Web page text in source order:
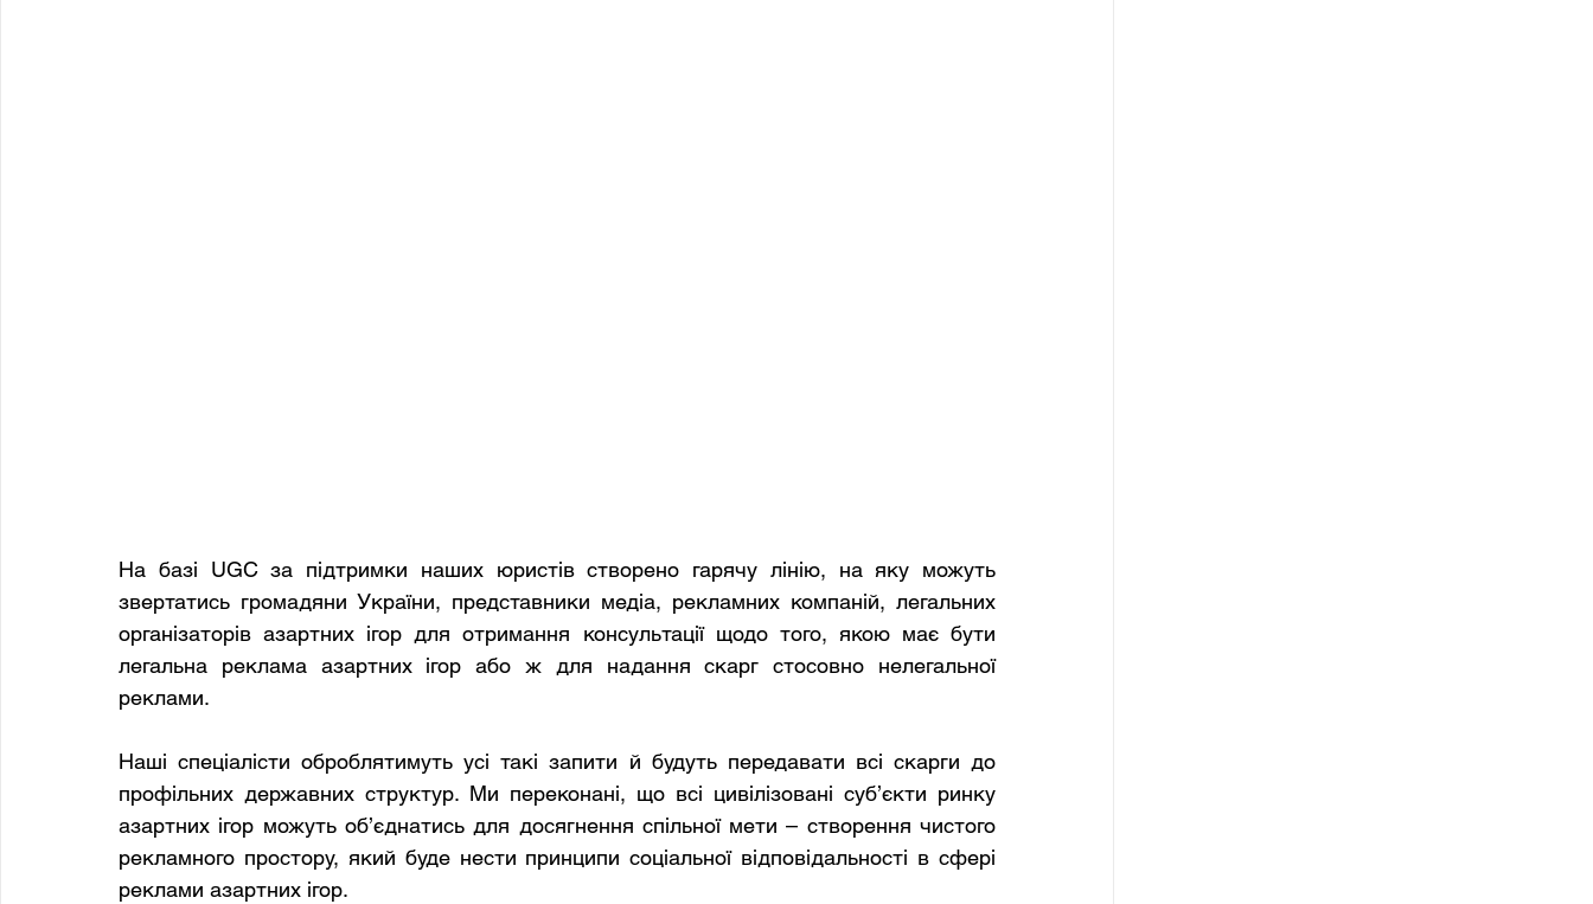
На базі UGC за підтримки наших юристів створено гарячу лінію, на яку можуть
звертатись громадяни України, представники медіа, рекламних компаній, легальних
організаторів азартних ігор для отримання консультації щодо того, якою має бути
легальна реклама азартних ігор або ж для надання скарг стосовно нелегальної
реклами.
Наші спеціалісти оброблятимуть усі такі запити й будуть передавати всі скарги до
профільних державних структур. Ми переконані, що всі цивілізовані суб’єкти ринку
азартних ігор можуть об’єднатись для досягнення спільної мети – створення чистого
рекламного простору, який буде нести принципи соціальної відповідальності в сфері
реклами азартних ігор.